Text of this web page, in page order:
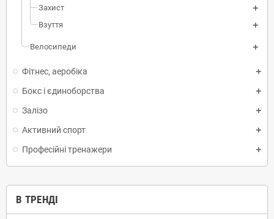
Захист
Взуття
Велосипеди
Фітнес, аеробіка
Бокс і єдиноборства
Залізо
Активний спорт
Професійні тренажери
В ТРЕНДІ